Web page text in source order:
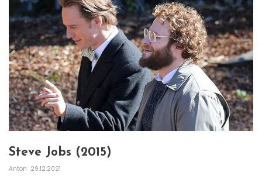
Steve Jobs (2015)
Anton 29.12.2021